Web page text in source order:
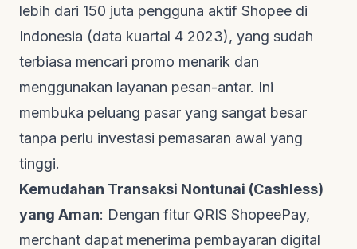
lebih dari 150 juta pengguna aktif Shopee di
Indonesia (data kuartal 4 2023), yang sudah
terbiasa mencari promo menarik dan
menggunakan layanan pesan-antar. Ini
membuka peluang pasar yang sangat besar
tanpa perlu investasi pemasaran awal yang
tinggi.
Kemudahan Transaksi Nontunai (Cashless)
yang Aman: Dengan fitur QRIS ShopeePay,
merchant dapat menerima pembayaran digital